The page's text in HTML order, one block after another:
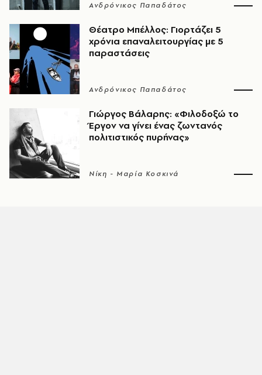
Ανδρόνικος Παπαδάτος
Θέατρο Μπέλλος: Γιορτάζει 5
χρόνια επαναλειτουργίας με 5
παραστάσεις
Ανδρόνικος Παπαδάτος
Γιώργος Βάλαρης: «Φιλοδοξώ το
Έργον να γίνει ένας ζωντανός
πολιτιστικός πυρήνας»
Νίκη - Μαρία Κοσκινά